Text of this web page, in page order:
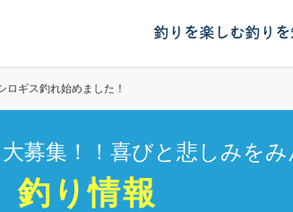
釣りを楽しむ釣りを
ロギス釣れ始めました！
募集！！喜びと悲しみをみ
釣り情報